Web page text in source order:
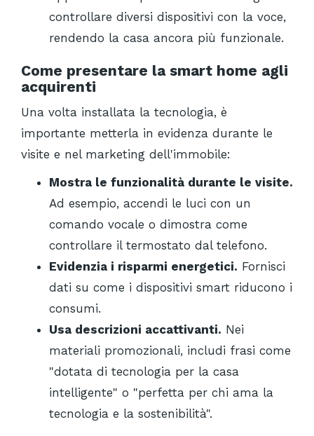
controllare diversi dispositivi con la voce,
rendendo la casa ancora più funzionale.
Come presentare la smart home agli
acquirenti
Una volta installata la tecnologia, è
importante metterla in evidenza durante le
visite e nel marketing dell'immobile:
Mostra le funzionalità durante le visite.
Ad esempio, accendi le luci con un
comando vocale o dimostra come
controllare il termostato dal telefono.
Evidenzia i risparmi energetici. Fornisci
dati su come i dispositivi smart riducono i
consumi.
Usa descrizioni accattivanti. Nei
materiali promozionali, includi frasi come
"dotata di tecnologia per la casa
intelligente" o "perfetta per chi ama la
tecnologia e la sostenibilità".